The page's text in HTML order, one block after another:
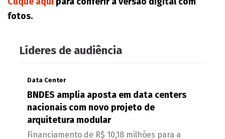
fotos.
Líderes de audiência
Data Center
BNDES amplia aposta em data centers
nacionais com novo projeto de
arquitetura modular
Financiamento de R$ 10,18 milhões para a